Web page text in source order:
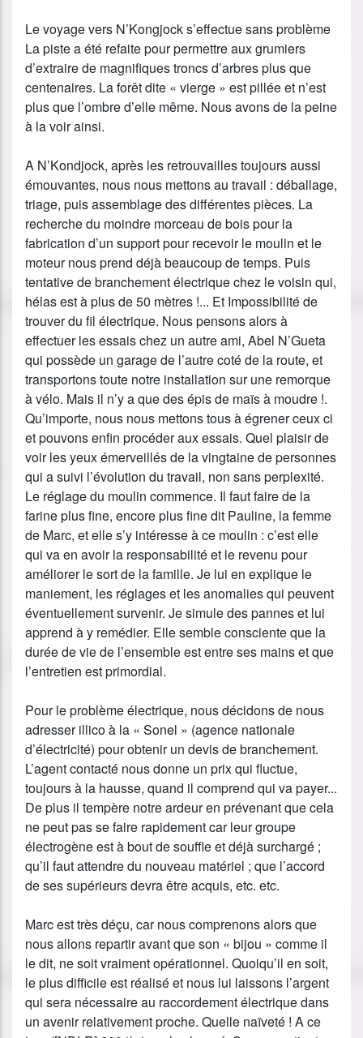
Le voyage vers N’Kongjock s’effectue sans problème
La piste a été refaite pour permettre aux grumiers
d’extraire de magnifiques troncs d’arbres plus que
centenaires. La forêt dite « vierge » est pillée et n’est
plus que l’ombre d’elle même. Nous avons de la peine
à la voir ainsi.
A N’Kondjock, après les retrouvailles toujours aussi
émouvantes, nous nous mettons au travail : déballage,
triage, puis assemblage des différentes pièces. La
recherche du moindre morceau de bois pour la
fabrication d’un support pour recevoir le moulin et le
moteur nous prend déjà beaucoup de temps. Puis
tentative de branchement électrique chez le voisin qui,
hélas est à plus de 50 mètres !... Et Impossibilité de
trouver du fil électrique. Nous pensons alors à
effectuer les essais chez un autre ami, Abel N’Gueta
qui possède un garage de l’autre coté de la route, et
transportons toute notre installation sur une remorque
à vélo. Mais il n’y a que des épis de maïs à moudre !.
Qu’importe, nous nous mettons tous à égrener ceux ci
et pouvons enfin procéder aux essais. Quel plaisir de
voir les yeux émerveillés de la vingtaine de personnes
qui a suivi l’évolution du travail, non sans perplexité.
Le réglage du moulin commence. Il faut faire de la
farine plus fine, encore plus fine dit Pauline, la femme
de Marc, et elle s’y intéresse à ce moulin : c’est elle
qui va en avoir la responsabilité et le revenu pour
améliorer le sort de la famille. Je lui en explique le
maniement, les réglages et les anomalies qui peuvent
éventuellement survenir. Je simule des pannes et lui
apprend à y remédier. Elle semble consciente que la
durée de vie de l’ensemble est entre ses mains et que
l’entretien est primordial.
Pour le problème électrique, nous décidons de nous
adresser illico à la « Sonel » (agence nationale
d’électricité) pour obtenir un devis de branchement.
L’agent contacté nous donne un prix qui fluctue,
toujours à la hausse, quand il comprend qui va payer...
De plus il tempère notre ardeur en prévenant que cela
ne peut pas se faire rapidement car leur groupe
électrogène est à bout de souffle et déjà surchargé ;
qu’il faut attendre du nouveau matériel ; que l’accord
de ses supérieurs devra être acquis, etc. etc.
Marc est très déçu, car nous comprenons alors que
nous allons repartir avant que son « bijou » comme il
le dit, ne soit vraiment opérationnel. Quoiqu’il en soit,
le plus difficile est réalisé et nous lui laissons l’argent
qui sera nécessaire au raccordement électrique dans
un avenir relativement proche. Quelle naïveté ! A ce